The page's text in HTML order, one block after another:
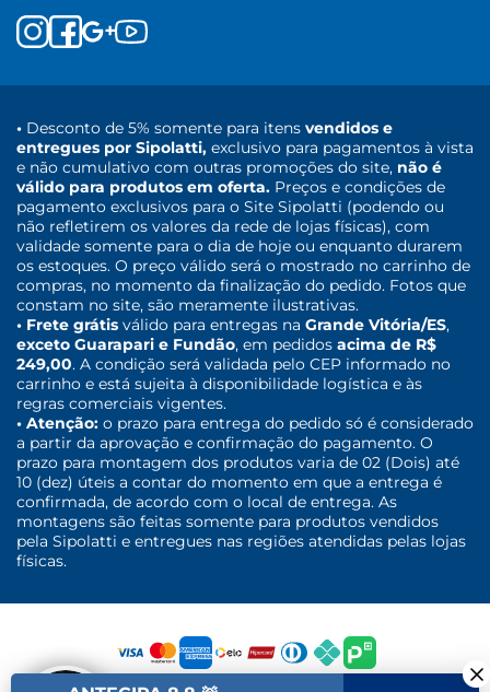
• Desconto de 5% somente para itens vendidos e
entregues por Sipolatti, exclusivo para pagamentos à vista
e não cumulativo com outras promoções do site, não é
válido para produtos em oferta. Preços e condições de
pagamento exclusivos para o Site Sipolatti (podendo ou
não refletirem os valores da rede de lojas físicas), com
validade somente para o dia de hoje ou enquanto durarem
os estoques. O preço válido será o mostrado no carrinho de
compras, no momento da finalização do pedido. Fotos que
constam no site, são meramente ilustrativas.
• Frete grátis válido para entregas na Grande Vitória/ES,
exceto Guarapari e Fundão, em pedidos acima de R$
249,00. A condição será validada pelo CEP informado no
carrinho e está sujeita à disponibilidade logística e às
regras comerciais vigentes.
• Atenção: o prazo para entrega do pedido só é considerado
a partir da aprovação e confirmação do pagamento. O
prazo para montagem dos produtos varia de 02 (Dois) até
10 (dez) úteis a contar do momento em que a entrega é
confirmada, de acordo com o local de entrega. As
montagens são feitas somente para produtos vendidos
pela Sipolatti e entregues nas regiões atendidas pelas lojas
físicas.